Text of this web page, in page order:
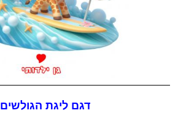
דגם ליגת הגולשים 7